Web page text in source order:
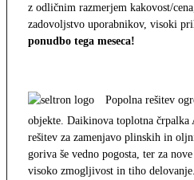
z odličnim razmerjem kakovost/
zadovoljstvo uporabnikov, visoki
ponudbo tega meseca!
Popolna rešitev
objekte. Daikinova toplotna
rešitev za zamenjavo plinskih in
goriva še vedno pogosta, ter za
visoko zmogljivost in tiho